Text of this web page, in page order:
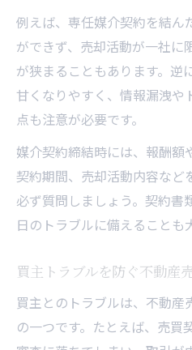
例えば、専任媒介契約を結ん
ができず、売却活動が一社に
が狭まることもあります。逆
甘くなりやすく、情報漏洩や
点も注意が必要です。
媒介契約締結時には、報酬額
契約期間、売却活動内容など
必ず質問しましょう。契約書
日のトラブルに備えることも
買主トラブルを防ぐ不動産
買主とのトラブルは、不動産
の一つです。たとえば、売買